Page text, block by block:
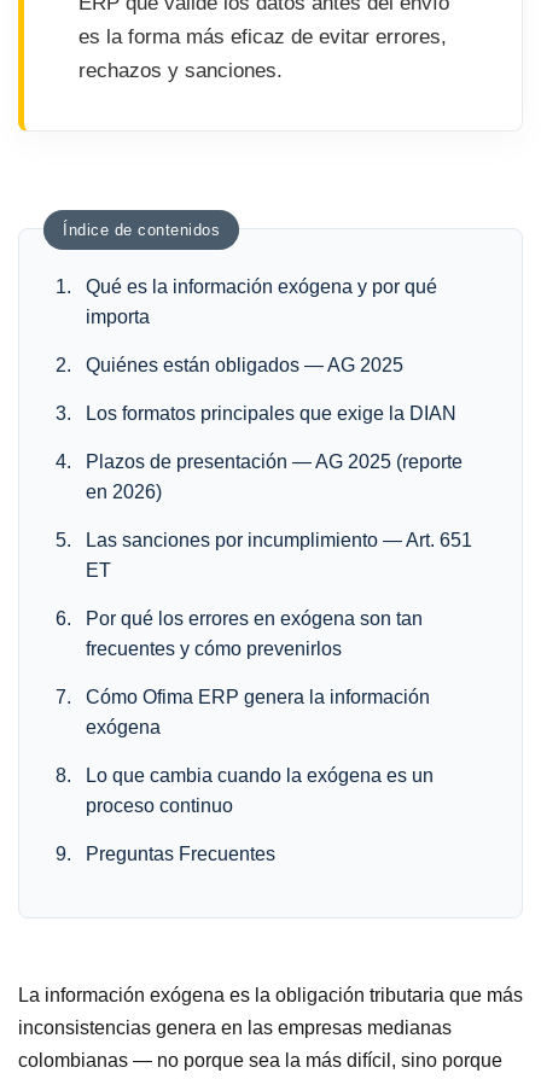
es la forma más eficaz de evitar errores,
rechazos y sanciones.
Índice de contenidos
Qué es la información exógena y por qué
importa
Quiénes están obligados — AG 2025
Los formatos principales que exige la DIAN
Plazos de presentación — AG 2025 (reporte
en 2026)
Las sanciones por incumplimiento — Art. 651
ET
Por qué los errores en exógena son tan
frecuentes y cómo prevenirlos
Cómo Ofima ERP genera la información
exógena
Lo que cambia cuando la exógena es un
proceso continuo
Preguntas Frecuentes
La información exógena es la obligación tributaria que más
inconsistencias genera en las empresas medianas
colombianas — no porque sea la más difícil, sino porque